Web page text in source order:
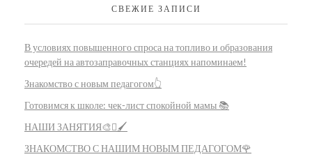
СВЕЖИЕ ЗАПИСИ
В условиях повышенного спроса на топливо и образования
очередей на автозаправочных станциях напоминаем!
Знакомство с новым педагогом👆
Готовимся к школе: чек-лист спокойной мамы 📚
НАШИ ЗАНЯТИЯ🎨🫟🖌️
ЗНАКОМСТВО С НАШИМ НОВЫМ ПЕДАГОГОМ🌹